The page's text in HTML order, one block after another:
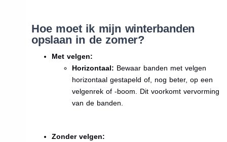
Hoe moet ik mijn winterbanden
opslaan in de zomer?
Met velgen:
Horizontaal: Bewaar banden met velgen
horizontaal gestapeld of, nog beter, op een
velgenrek of -boom. Dit voorkomt vervorming
van de banden.
Zonder velgen: